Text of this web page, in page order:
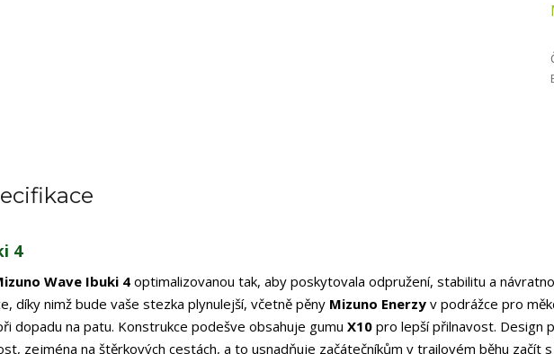
4
Wave Ibuki 4 optimalizovanou tak, aby poskytovala odpružení, stabilitu a
díky nimž bude vaše stezka plynulejší, včetně pěny Mizuno Enerzy v podrážce pro
dopadu na patu. Konstrukce podešve obsahuje gumu X10 pro lepší přilnavost. Design
zejména na štěrkových cestách, a to usnadňuje začátečníkům v trailovém běhu začít s